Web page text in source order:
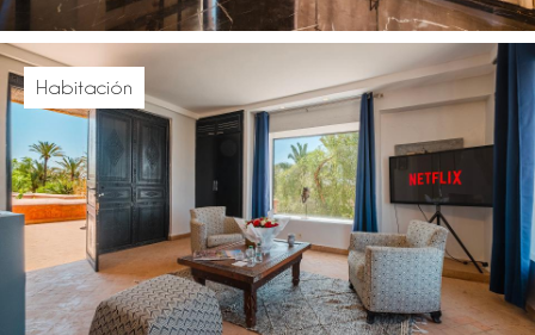
Habitación